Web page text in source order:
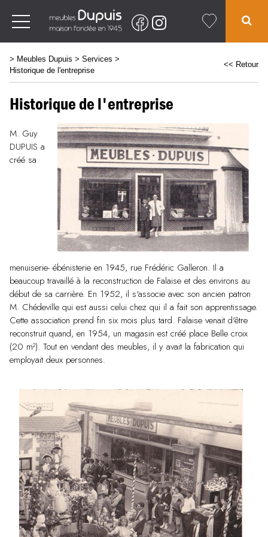
> Meubles Dupuis > Services >
Historique de l'entreprise
<< Retour
Historique de l'entreprise
M. Guy
DUPUIS a
créé sa
menuiserie- ébénisterie en 1945, rue Frédéric Galleron. Il a
beaucoup travaillé à la reconstruction de Falaise et des environs au
début de sa carrière. En 1952, il s'associe avec son ancien patron
M. Chédeville qui est aussi celui chez qui il a fait son apprentissage.
Cette association prend fin six mois plus tard. Falaise venait d'être
reconstruit quand, en 1954, un magasin est créé place Belle croix
(20 m²). Tout en vendant des meubles, il y avait la fabrication qui
employait deux personnes.